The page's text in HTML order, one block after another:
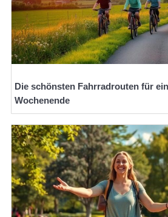
Die schönsten Fahrradrouten für
Wochenende